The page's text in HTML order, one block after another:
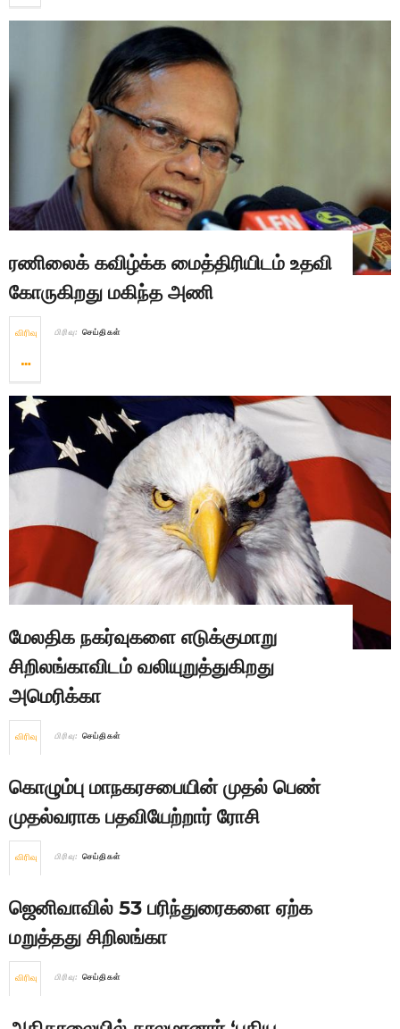
ரணிலைக் கவிழ்க்க மைத்திரியிடம் உதவி
கோருகிறது மகிந்த அணி
விரிவு பிரிவு: செய்திகள்
மேலதிக நகர்வுகளை எடுக்குமாறு
சிறிலங்காவிடம் வலியுறுத்துகிறது
அமெரிக்கா
விரிவு பிரிவு: செய்திகள்
கொழும்பு மாநகரசபையின் முதல் பெண்
முதல்வராக பதவியேற்றார் ரோசி
விரிவு பிரிவு: செய்திகள்
ஜெனிவாவில் 53 பரிந்துரைகளை ஏற்க
மறுத்தது சிறிலங்கா
விரிவு பிரிவு: செய்திகள்